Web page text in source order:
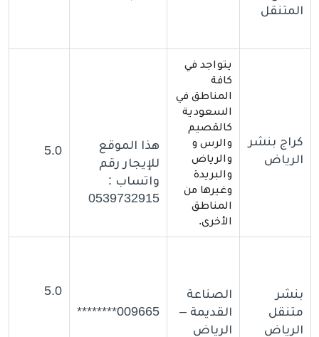
المتنقل
كراج بنشر
الرياض
يتواجد في
كافة
المناطق في
السعودية
كالقصيم
والرس و
والرياض
والبريدة
وغيرها من
المناطق
الأخرى.
هذا الموقع
للإيجار رقم
واتساب :
0539732915
5.0
بنشر
متنقل
الرياض
الصناعة
القديمة –
الرياض
009665********
5.0